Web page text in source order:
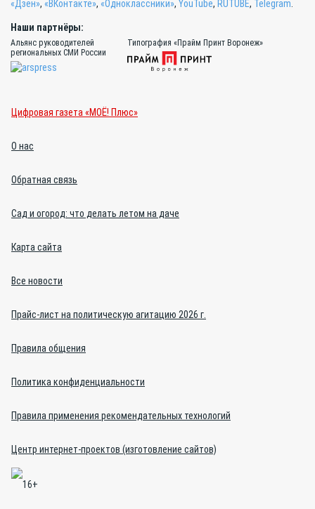
«Дзен», «ВКонтакте», «Одноклассники», YouTube, RUTUBE, Telegram.
Наши партнёры:
Альянс руководителей
региональных СМИ России
Типография «Прайм Принт Воронеж»
Цифровая газета «МОЁ! Плюс»
О нас
Обратная связь
Сад и огород: что делать летом на даче
Карта сайта
Все новости
Прайс-лист на политическую агитацию 2026 г.
Правила общения
Политика конфиденциальности
Правила применения рекомендательных технологий
Центр интернет-проектов (изготовление сайтов)